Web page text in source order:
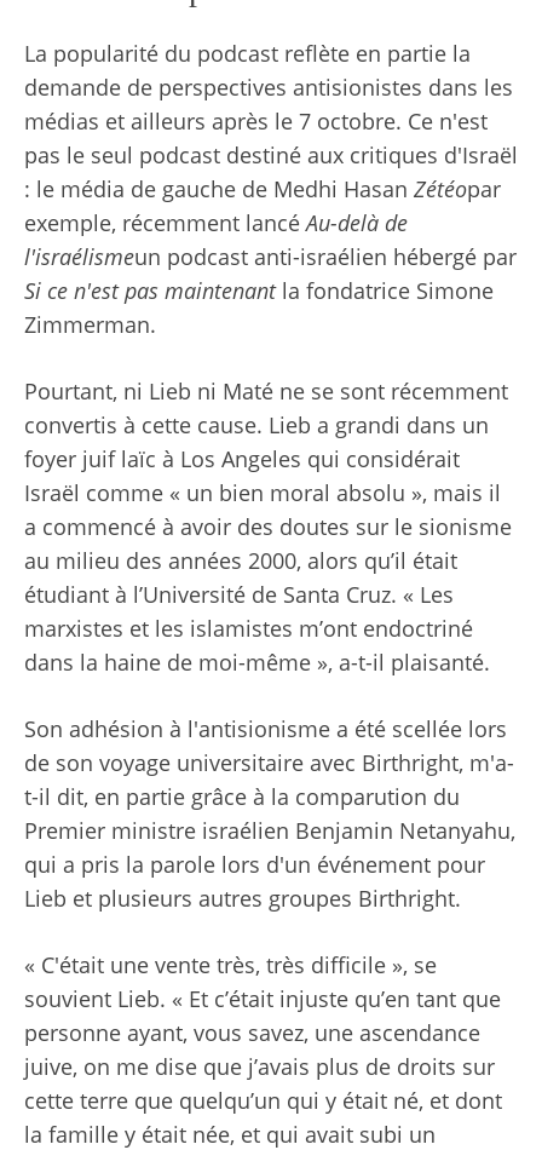
La popularité du podcast reflète en partie la
demande de perspectives antisionistes dans les
médias et ailleurs après le 7 octobre. Ce n'est
pas le seul podcast destiné aux critiques d'Israël
: le média de gauche de Medhi Hasan Zétéopar
exemple, récemment lancéAu-delà de
l'israélismeun podcast anti-israélien hébergé par
Si ce n'est pas maintenantla fondatrice Simone
Zimmerman.
Pourtant, ni Lieb ni Maté ne se sont récemment
convertis à cette cause. Lieb a grandi dans un
foyer juif laïc à Los Angeles qui considérait
Israël comme « un bien moral absolu », mais il
a commencé à avoir des doutes sur le sionisme
au milieu des années 2000, alors qu’il était
étudiant à l’Université de Santa Cruz. « Les
marxistes et les islamistes m’ont endoctriné
dans la haine de moi-même », a-t-il plaisanté.
Son adhésion à l'antisionisme a été scellée lors
de son voyage universitaire avec Birthright, m'a-
t-il dit, en partie grâce à la comparution du
Premier ministre israélien Benjamin Netanyahu,
qui a pris la parole lors d'un événement pour
Lieb et plusieurs autres groupes Birthright.
« C'était une vente très, très difficile », se
souvient Lieb. « Et c’était injuste qu’en tant que
personne ayant, vous savez, une ascendance
juive, on me dise que j’avais plus de droits sur
cette terre que quelqu’un qui y était né, et dont
la famille y était née, et qui avait subi un